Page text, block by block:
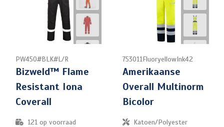
PW450#BLK#L/R
Bizweld™ Flame
Resistant Iona
Coverall
121op voorraad
753011FluoryellowInk42
Amerikaanse
Overall Multinorm
Bicolor
Katoen/Polyester